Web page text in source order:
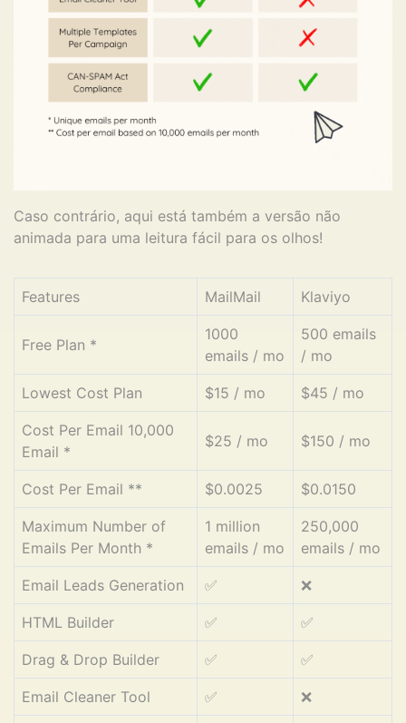
Caso contrário, aqui está também a versão não
animada para uma leitura fácil para os olhos!
Features MailMail Klaviyo
Free Plan *
1000
emails / mo
500 emails
/ mo
Lowest Cost Plan $15 / mo $45 / mo
Cost Per Email 10,000
Email *
$25 / mo $150 / mo
Cost Per Email ** $0.0025 $0.0150
Maximum Number of
Emails Per Month *
1 million
emails / mo
250,000
emails / mo
Email Leads Generation ✅ ❌
HTML Builder ✅ ✅
Drag & Drop Builder ✅ ✅
Email Cleaner Tool ✅ ❌